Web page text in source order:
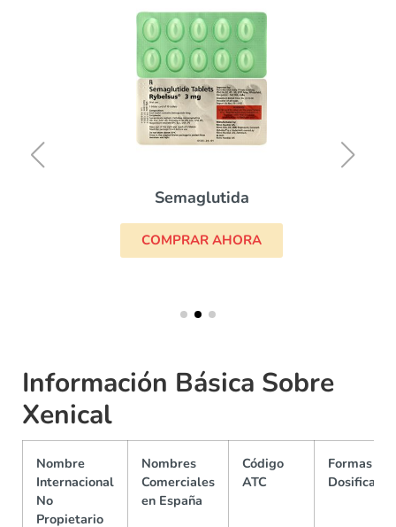
Semaglutida
COMPRAR AHORA
Información Básica Sobre
Xenical
Nombre
Internacional
No
Propietario
Nombres
Comerciales
en España
Código
ATC
Formas y